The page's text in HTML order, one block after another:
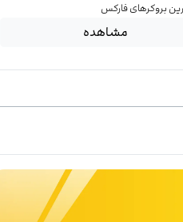
بروکرهای فارکس
مشاهده